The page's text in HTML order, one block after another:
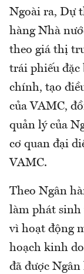
Ngoài ra, Dự
hàng Nhà
theo giá thị
trái phiếu
chính, tạo
của VAMC,
quản lý của
cơ quan đại
VAMC.
Theo Ngân
làm phát sinh
vì hoạt động
hoạch kinh
đã được Ngân